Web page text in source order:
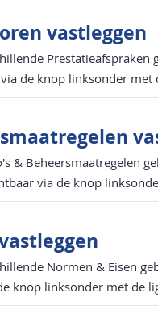
vastleggen
de knop linksonder met
& Beheersmaatregelen
via de knop
Normen & Eisen
knop linksonder met de